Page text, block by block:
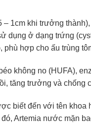
– 1cm khi trưởng
dụng ở dạng trứng
hợp cho ấu trùng
không no (HUFA),
tăng trưởng và chống
biết đến với tên khoa
đó, Artemia nước mặn